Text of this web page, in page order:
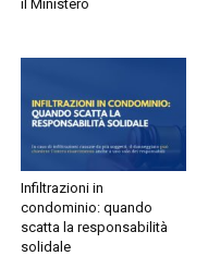
il Ministero
Infiltrazioni in
condominio: quando
scatta la responsabilità
solidale